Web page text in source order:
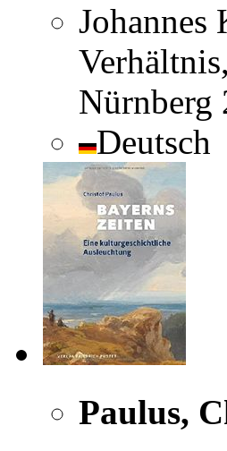
Johannes
Nürnberg
Deutsch
Paulus,